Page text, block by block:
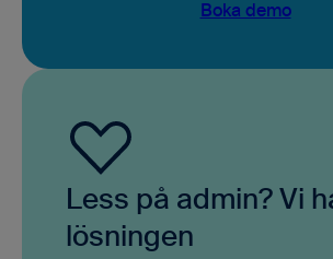
Boka demo
Less på admin? Vi
lösningen